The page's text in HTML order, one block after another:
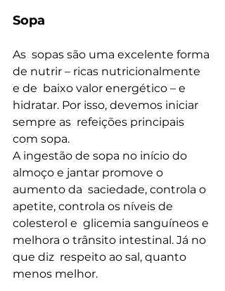
Sopa
As  sopas são uma excelente forma
de nutrir – ricas nutricionalmente
e de  baixo valor energético – e
hidratar. Por isso, devemos iniciar
sempre as  refeições principais
com sopa.
A ingestão de sopa no início do
almoço e jantar promove o
aumento da  saciedade, controla o
apetite, controla os níveis de
colesterol e  glicemia sanguíneos e
melhora o trânsito intestinal. Já no
que diz  respeito ao sal, quanto
menos melhor.